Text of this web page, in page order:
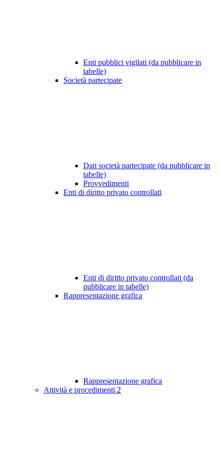
Enti pubblici vigilati (da pubblicare in
tabelle)
Società partecipate
Dati società partecipate (da pubblicare in
tabelle)
Provvedimenti
Enti di diritto privato controllati
Enti di diritto privato controllati (da
pubblicare in tabelle)
Rappresentazione grafica
Rappresentazione grafica
Attività e procedimenti 2